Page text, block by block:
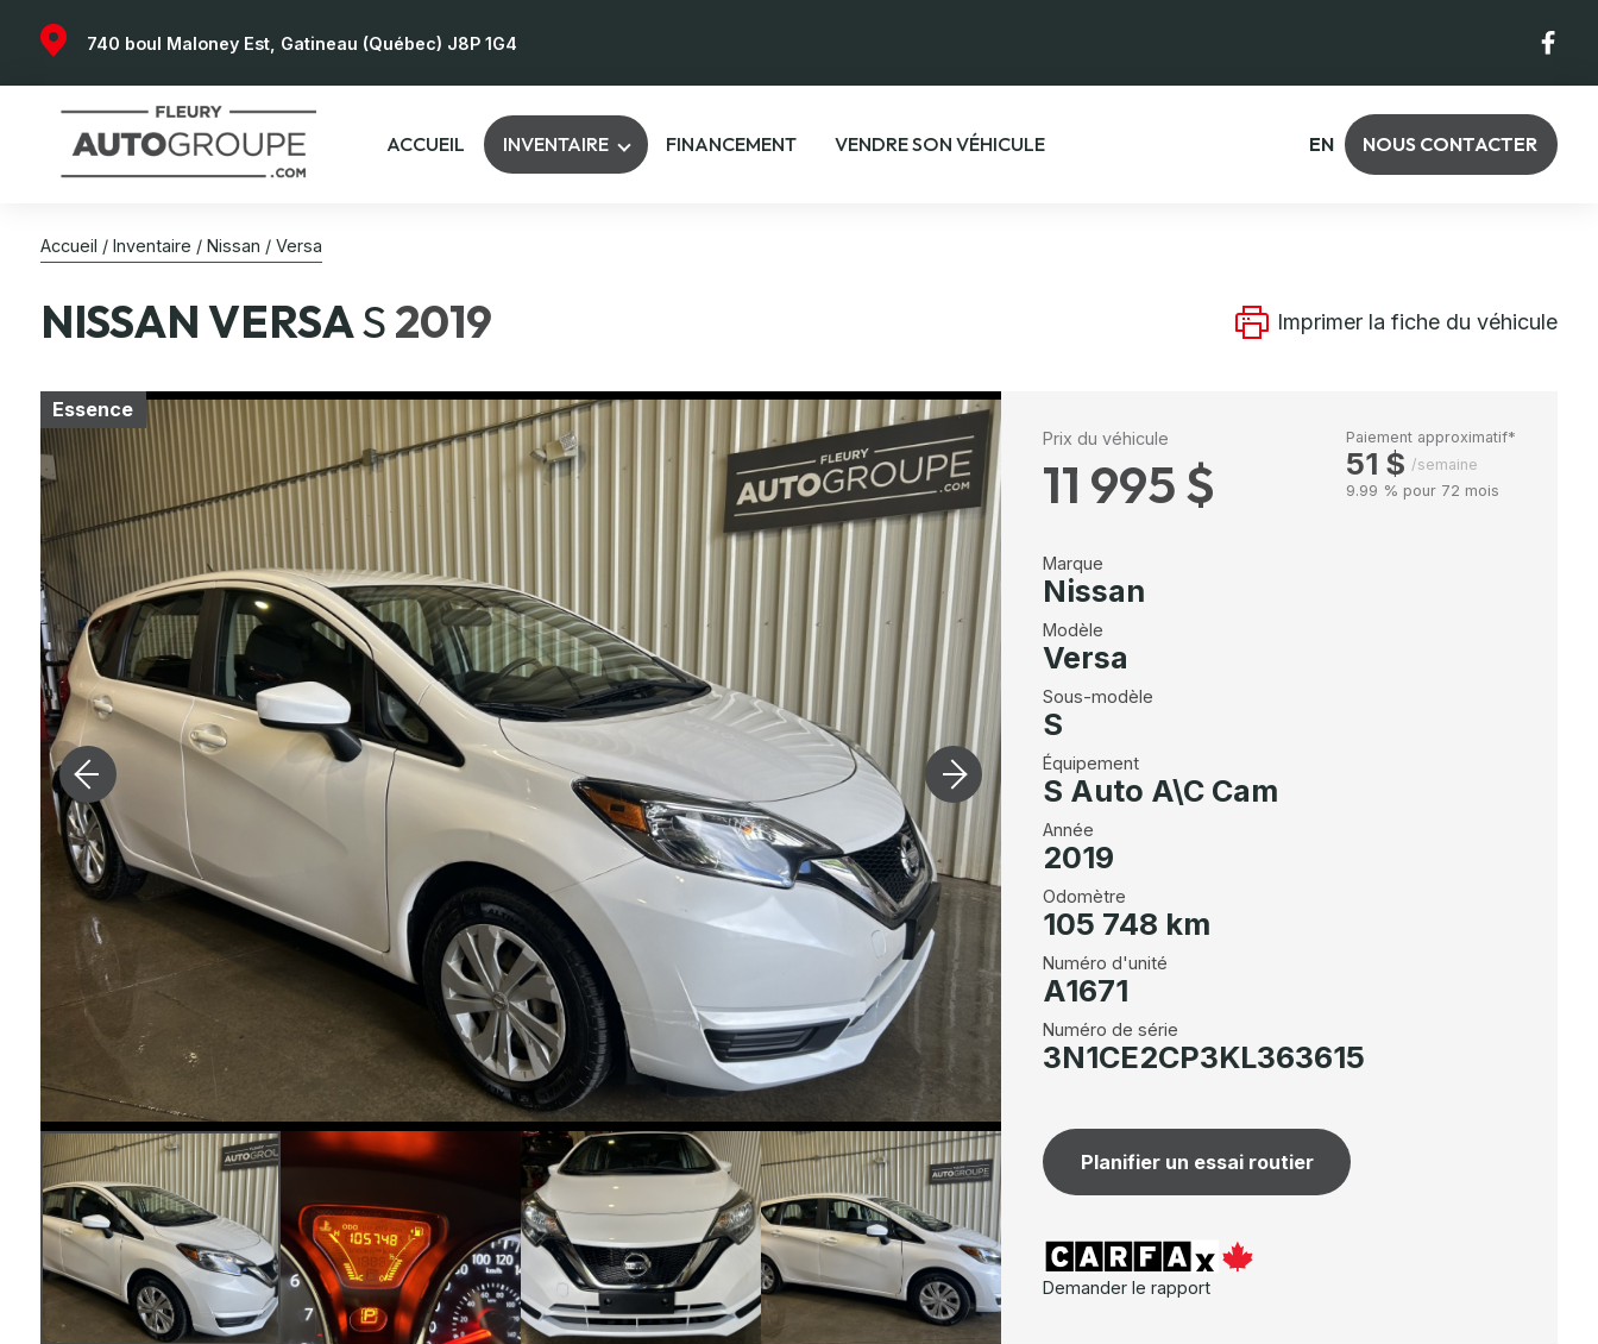
740 boul Maloney Est, Gatineau (Québec) J8P 1G4
ACCUEIL INVENTAIRE FINANCEMENT VENDRE SON VÉHICULE EN NOUS CONTACTER
Accueil / Inventaire / Nissan / Versa
NISSANVERSAS2019 Imprimer la fiche du véhicule
Essence
Prix du véhicule
11 995 $
Paiement approximatif*
51 $ /semaine
9.99 % pour 72 mois
Marque
Nissan
Modèle
Versa
Sous-modèle
S
Équipement
S Auto A\C Cam
Année
2019
Odomètre
105 748 km
Numéro d'unité
A1671
Numéro de série
3N1CE2CP3KL363615
Planifier un essai routier
Demander le rapport